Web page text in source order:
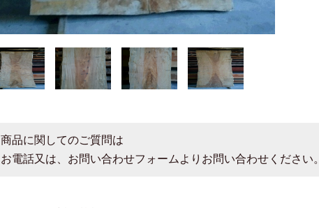
商品に関してのご質問は
お電話又は、お問い合わせフォームよりお問い合わせください。